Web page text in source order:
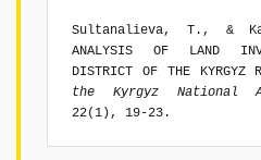
Sultanalieva, T., &
ANALYSIS OF LAND
DISTRICT OF THE KYRGYZ
the Kyrgyz National
22(1), 19-23.